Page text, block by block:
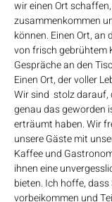
wir einen Ort
zusammenkommen
können. Einen Ort, an
von frisch gebrühtem
Gespräche an den
Einen Ort, der voller
Wir sind stolz darauf,
genau das geworden
erträumt haben. Wir
unsere Gäste mit
Kaffee und
ihnen eine
bieten. Ich hoffe, dass
vorbeikommen und